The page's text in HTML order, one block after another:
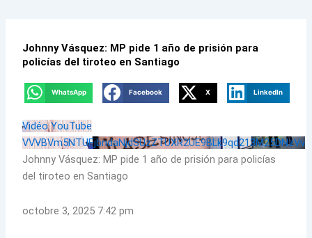
Johnny Vásquez: MP pide 1 año de prisión para
policías del tiroteo en Santiago
WhatsApp Facebook X LinkedIn
Vidéo YouTube
VVVBVm5NTUFjbndaNjdSUzZTUXR2UE9BLk9qd213M25DNzVv
Johnny Vásquez: MP pide 1 año de prisión para policías
del tiroteo en Santiago
octobre 3, 2025 7:42 pm